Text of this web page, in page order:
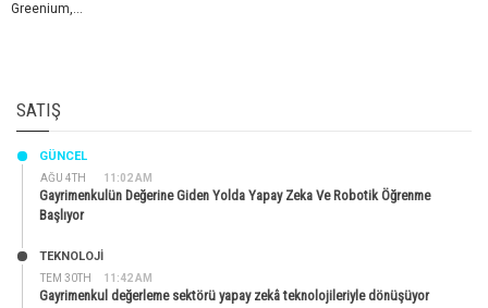
Greenium,...
SATIŞ
AĞU 4TH 11:02 AM
GÜNCEL
Gayrimenkulün Değerine Giden Yolda Yapay Zeka Ve Robotik Öğrenme
Başlıyor
TEM 30TH 11:42 AM
TEKNOLOJİ
Gayrimenkul değerleme sektörü yapay zekâ teknolojileriyle dönüşüyor